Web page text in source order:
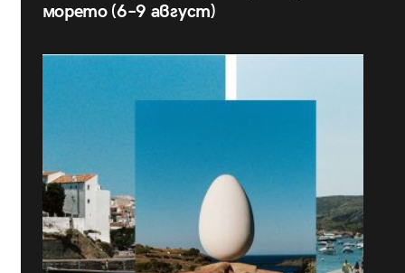
морето (6–9 август)